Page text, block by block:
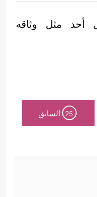
أحد مثل وثاقه
25 السابق